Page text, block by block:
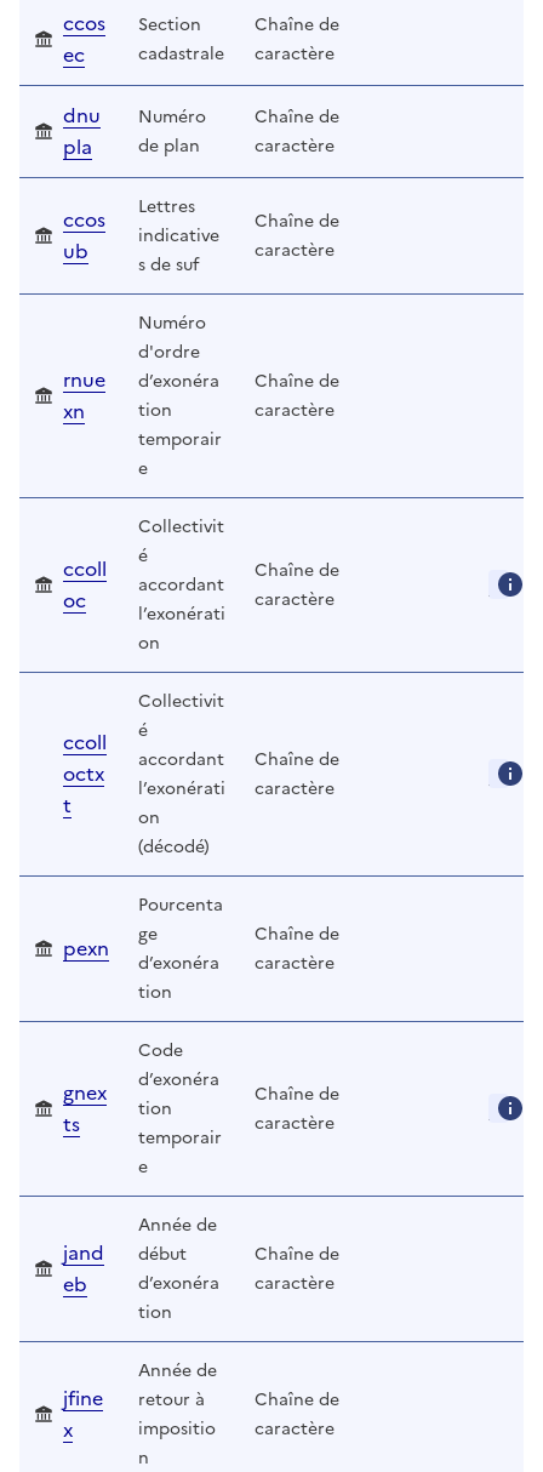
ccos
ec
Section
cadastrale
Chaîne de
caractère
dnu
pla
Numéro
de plan
Chaîne de
caractère
ccos
ub
Lettres
indicative
s de suf
Chaîne de
caractère
rnue
xn
Numéro
d'ordre
d’exonéra
tion
temporair
e
Chaîne de
caractère
ccoll
oc
Collectivit
é
accordant
l’exonérati
on
Chaîne de
caractère
ccoll
octx
t
Collectivit
é
accordant
l’exonérati
on
(décodé)
Chaîne de
caractère
pexn
Pourcenta
ge
d’exonéra
tion
Chaîne de
caractère
gnex
ts
Code
d’exonéra
tion
temporair
e
Chaîne de
caractère
jand
eb
Année de
début
d’exonéra
tion
Chaîne de
caractère
jfine
x
Année de
retour à
impositio
n
Chaîne de
caractère